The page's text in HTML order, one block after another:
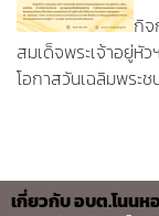
กิจ
สมเด็จพระเจ้าอยู่หั
โอกาสวันเฉลิมพระ
เกี่ยวกับ อบต.โนนห